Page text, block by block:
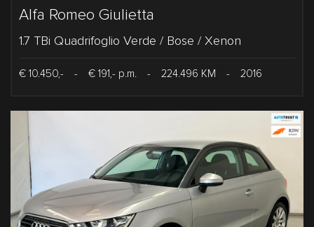
Alfa Romeo Giulietta
1.7 TBi Quadrifoglio Verde / Bose / Xenon
€ 10.450,- - € 191,- p.m. - 224.496 KM - 2016